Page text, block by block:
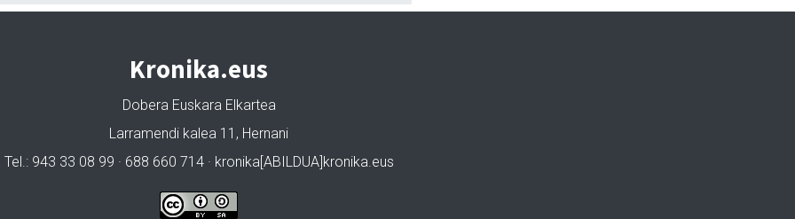
Kronika.eus
Dobera Euskara Elkartea
Larramendi kalea 11, Hernani
Tel.: 943 33 08 99 · 688 660 714 · kronika[ABILDUA]kronika.eus